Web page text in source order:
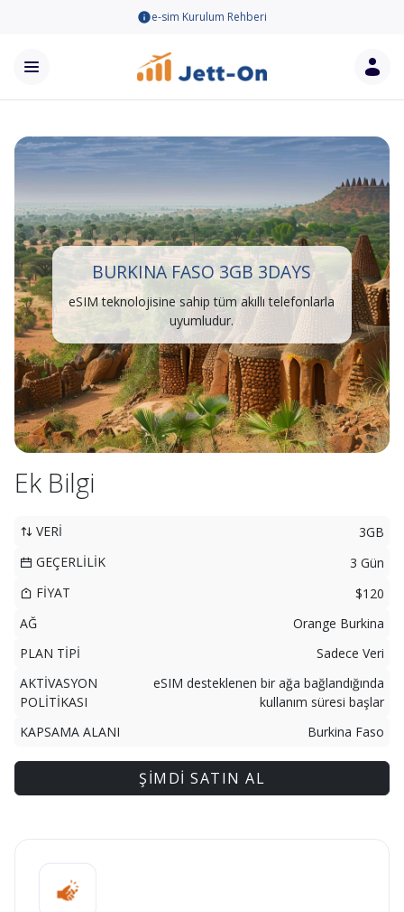
e-sim Kurulum Rehberi
BURKINA FASO 3GB 3DAYS
eSIM teknolojisine sahip tüm akıllı telefonlarla
uyumludur.
Ek Bilgi
VERİ
3GB
GEÇERLİLİK
3 Gün
FİYAT
$120
AĞ
Orange Burkina
PLAN TİPİ
Sadece Veri
AKTİVASYON
POLİTİKASI
eSIM desteklenen bir ağa bağlandığında
kullanım süresi başlar
KAPSAMA ALANI
Burkina Faso
ŞİMDİ SATIN AL